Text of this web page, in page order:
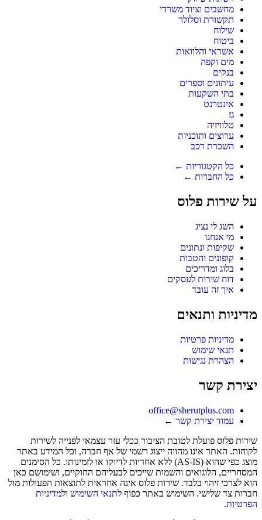
מחשבים וציוד משרדי
תקשורת וסלולר
שילוח
ביטוח
אשראי והלוואות
מים וקפה
בנקים
עיתונים וספרים
בתי השקעות
אינטרנט
גז
טלוויזיה
ערוצים ותוכניות
השכרת רכב
כל הקטגוריות ←
כל החברות ←
על שירות פלוס
השג לי נציג
מי אנחנו
שקיפות ונתונים
קופונים והטבות
בלוג ומדריכים
דוח שירות לעסקים
איך זה עובד
מדיניות ותנאים
מדיניות פרטיות
תנאי שימוש
הצהרת נגישות
יצירת קשר
office@sherutplus.com
עמוד יצירת קשר ←
שירות פלוס פועלת לטובת הציבור ככלי עזר עצמאי לפנייה לשירות
לקוחות. האתר אינו מהווה ייצוג רשמי של אף חברה, וכל המידע באתר
מוצג כפי שהוא (AS-IS) ללא אחריות לדיוקו או לזמינותו. כל הסימנים
המסחריים, הלוגואים והשמות שייכים לבעליהם החוקיים, ושימושם כאן
הוא לצרכי זיהוי בלבד. שירות פלוס אינה אחראית לתוצאות הפעולות מול
חברות צד שלישי. השימוש באתר כפוף לתנאי השימוש ולמדיניות
הפרטיות.